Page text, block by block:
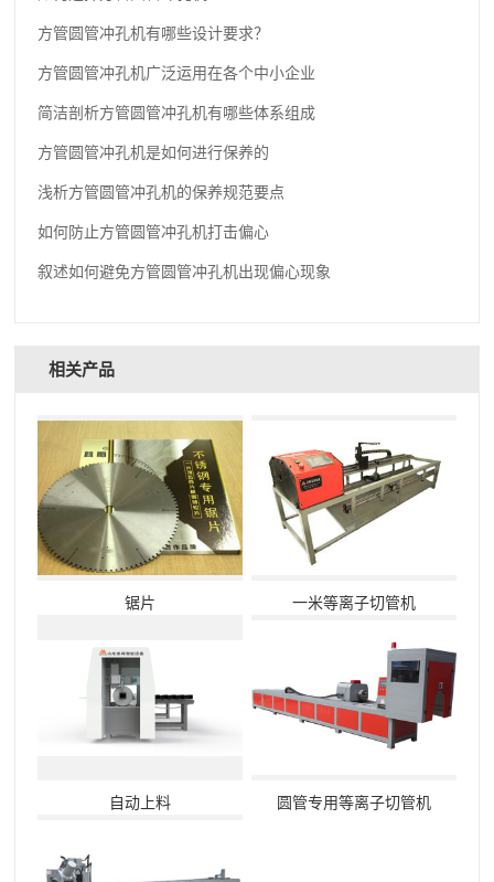
方管圆管冲孔机有哪些设计要求？
方管圆管冲孔机广泛运用在各个中小企业
简洁剖析方管圆管冲孔机有哪些体系组成
方管圆管冲孔机是如何进行保养的
浅析方管圆管冲孔机的保养规范要点
如何防止方管圆管冲孔机打击偏心
叙述如何避免方管圆管冲孔机出现偏心现象
相关产品
锯片 一米等离子切管机
自动上料 圆管专用等离子切管机